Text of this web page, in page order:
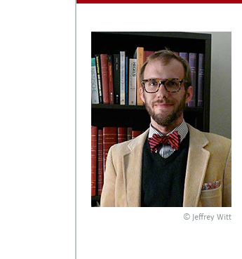
© Jeffrey Witt